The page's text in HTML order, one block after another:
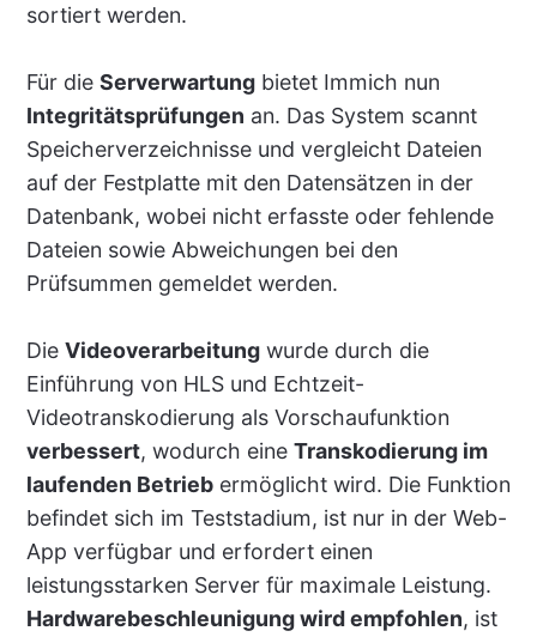
sortiert werden.
Für die Serverwartungbietet Immich nun
Integritätsprüfungen an. Das System scannt
Speicherverzeichnisse und vergleicht Dateien
auf der Festplatte mit den Datensätzen in der
Datenbank, wobei nicht erfasste oder fehlende
Dateien sowie Abweichungen bei den
Prüfsummen gemeldet werden.
Die Videoverarbeitungwurde durch die
Einführung von HLS und Echtzeit-
Videotranskodierung als Vorschaufunktion
verbessert, wodurch eine Transkodierung im
laufenden Betriebermöglicht wird. Die Funktion
befindet sich im Teststadium, ist nur in der Web-
App verfügbar und erfordert einen
leistungsstarken Server für maximale Leistung.
Hardwarebeschleunigung wird empfohlen, ist